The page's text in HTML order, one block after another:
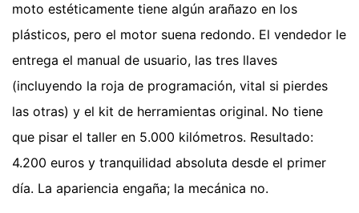
moto estéticamente tiene algún arañazo en los
plásticos, pero el motor suena redondo. El vendedor le
entrega el manual de usuario, las tres llaves
(incluyendo la roja de programación, vital si pierdes
las otras) y el kit de herramientas original. No tiene
que pisar el taller en 5.000 kilómetros. Resultado:
4.200 euros y tranquilidad absoluta desde el primer
día. La apariencia engaña; la mecánica no.